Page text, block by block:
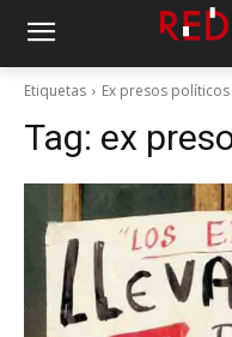
Etiquetas Ex presos políticos
Tag: ex